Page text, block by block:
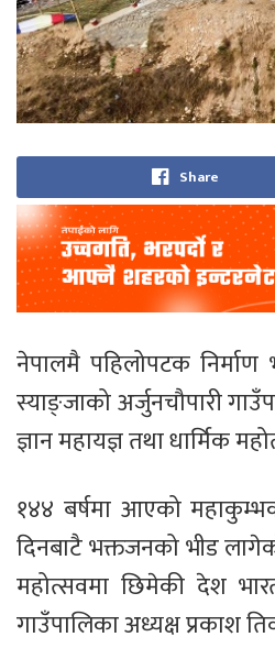
Share
नेपालमै पहिलोपटक निर्माण
स्याङ्जाको अर्जुनचौपारी
ज्ञान महायज्ञ तथा धार्मिक
१४४ बर्षमा आएको
दिनबाटै भक्तजनको भीड
महोत्सवमा छिमेकी देश
गाउँपालिका अध्यक्ष प्रकाश